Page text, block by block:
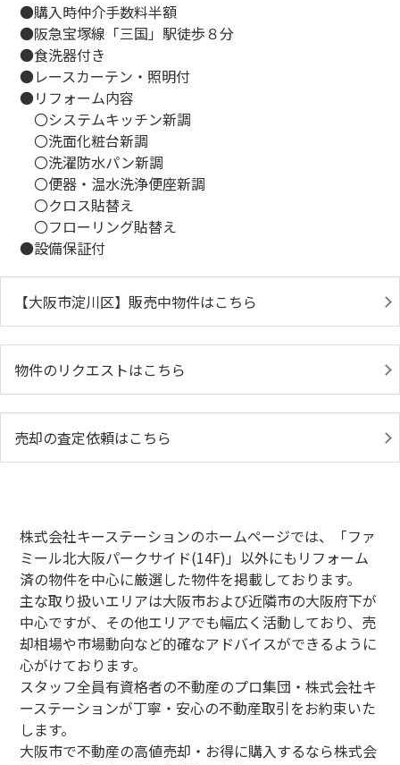
●購入時仲介手数料半額
●阪急宝塚線「三国」駅徒歩８分
●食洗器付き
●レースカーテン・照明付
●リフォーム内容
〇システムキッチン新調
〇洗面化粧台新調
〇洗濯防水パン新調
〇便器・温水洗浄便座新調
〇クロス貼替え
〇フローリング貼替え
●設備保証付
【大阪市淀川区】販売中物件はこちら
物件のリクエストはこちら
売却の査定依頼はこちら
株式会社キーステーションのホームページでは、「ファ
ミール北大阪パークサイド(14F)」以外にもリフォーム
済の物件を中心に厳選した物件を掲載しております。
主な取り扱いエリアは大阪市および近隣市の大阪府下が
中心ですが、その他エリアでも幅広く活動しており、売
却相場や市場動向など的確なアドバイスができるように
心がけております。
スタッフ全員有資格者の不動産のプロ集団・株式会社キ
ーステーションが丁寧・安心の不動産取引をお約束いた
します。
大阪市で不動産の高値売却・お得に購入するなら株式会